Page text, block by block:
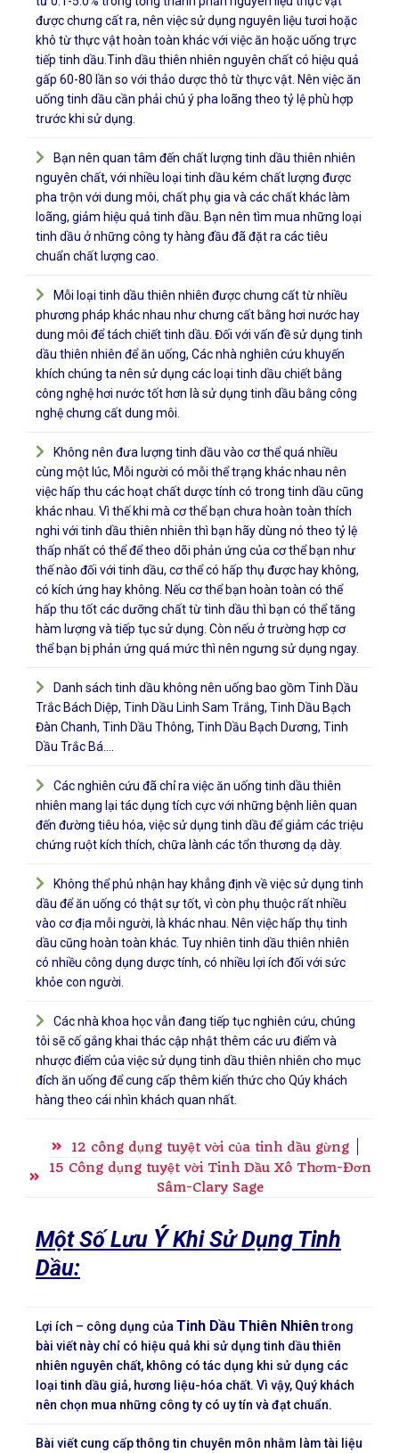
được chưng cất ra, nên việc sử dụng nguyên liệu tươi hoặc
khô từ thực vật hoàn toàn khác với việc ăn hoặc uống trực
tiếp tinh dầu.Tinh dầu thiên nhiên nguyên chất có hiệu quả
gấp 60-80 lần so với thảo dược thô từ thực vật. Nên việc ăn
uống tinh dầu cần phải chú ý pha loãng theo tỷ lệ phù hợp
trước khi sử dụng.
Bạn nên quan tâm đến chất lượng tinh dầu thiên nhiên
nguyên chất, với nhiều loại tinh dầu kém chất lượng được
pha trộn với dung môi, chất phụ gia và các chất khác làm
loãng, giảm hiệu quả tinh dầu. Bạn nên tìm mua những loại
tinh dầu ở những công ty hàng đầu đã đặt ra các tiêu
chuẩn chất lượng cao.
Mỗi loại tinh dầu thiên nhiên được chưng cất từ nhiều
phương pháp khác nhau như chưng cất bằng hơi nước hay
dung môi để tách chiết tinh dầu. Đối với vấn đề sử dụng tinh
dầu thiên nhiên để ăn uống, Các nhà nghiên cứu khuyến
khích chúng ta nên sử dụng các loại tinh dầu chiết bằng
công nghệ hơi nước tốt hơn là sử dụng tinh dầu bằng công
nghệ chưng cất dung môi.
Không nên đưa lượng tinh dầu vào cơ thể quá nhiều
cùng một lúc, Mỗi người có mỗi thể trạng khác nhau nên
việc hấp thu các hoạt chất dược tính có trong tinh dầu cũng
khác nhau. Vì thế khi mà cơ thể bạn chưa hoàn toàn thích
nghi với tinh dầu thiên nhiên thì bạn hãy dùng nó theo tỷ lệ
thấp nhất có thể để theo dõi phản ứng của cơ thể bạn như
thế nào đối với tinh dầu, cơ thể có hấp thụ được hay không,
có kích ứng hay không. Nếu cơ thể bạn hoàn toàn có thể
hấp thu tốt các dưỡng chất từ tinh dầu thì bạn có thể tăng
hàm lượng và tiếp tục sử dụng. Còn nếu ở trường hợp cơ
thể bạn bị phản ứng quá mức thì nên ngưng sử dụng ngay.
Danh sách tinh dầu không nên uống bao gồm Tinh Dầu
Trắc Bách Diệp, Tinh Dầu Linh Sam Trắng, Tinh Dầu Bạch
Đàn Chanh, Tinh Dầu Thông, Tinh Dầu Bạch Dương, Tinh
Dầu Trắc Bá….
Các nghiên cứu đã chỉ ra việc ăn uống tinh dầu thiên
nhiên mang lại tác dụng tích cực với những bệnh liên quan
đến đường tiêu hóa, việc sử dụng tinh dầu để giảm các triệu
chứng ruột kích thích, chữa lành các tổn thương dạ dày.
Không thể phủ nhận hay khẳng định về việc sử dụng tinh
dầu để ăn uống có thật sự tốt, vì còn phụ thuộc rất nhiều
vào cơ địa mỗi người, là khác nhau. Nên việc hấp thụ tinh
dầu cũng hoàn toàn khác. Tuy nhiên tinh dầu thiên nhiên
có nhiều công dụng dược tính, có nhiều lợi ích đối với sức
khỏe con người.
Các nhà khoa học vẫn đang tiếp tục nghiên cứu, chúng
tôi sẽ cố gắng khai thác cập nhật thêm các ưu điểm và
nhược điểm của việc sử dụng tinh dầu thiên nhiên cho mục
đích ăn uống để cung cấp thêm kiến thức cho Qúy khách
hàng theo cái nhìn khách quan nhất.
12 công dụng tuyệt vời của tinh dầu gừng
15 Công dụng tuyệt vời Tinh Dầu Xô Thơm-Đơn
Sâm-Clary Sage
Một Số Lưu ÝKhi Sử Dụng Tinh
Dầu:
Lợi ích – công dụng của Tinh Dầu Thiên Nhiêntrong
bài viết này chỉ có hiệu quả khi sử dụng tinh dầu thiên
nhiên nguyên chất, không có tác dụng khi sử dụng các
loại tinh dầu giả, hương liệu-hóa chất. Vì vậy, Quý khách
nên chọn mua những công ty có uy tín và đạt chuẩn.
Bài viết cung cấp thông tin chuyên môn nhằm làm tài liệu